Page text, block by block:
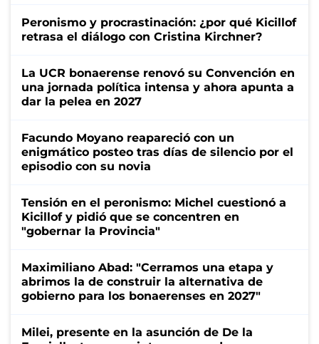
Peronismo y procrastinación: ¿por qué Kicillof
retrasa el diálogo con Cristina Kirchner?
La UCR bonaerense renovó su Convención en
una jornada política intensa y ahora apunta a
dar la pelea en 2027
Facundo Moyano reapareció con un
enigmático posteo tras días de silencio por el
episodio con su novia
Tensión en el peronismo: Michel cuestionó a
Kicillof y pidió que se concentren en
"gobernar la Provincia"
Maximiliano Abad: "Cerramos una etapa y
abrimos la de construir la alternativa de
gobierno para los bonaerenses en 2027"
Milei, presente en la asunción de De la